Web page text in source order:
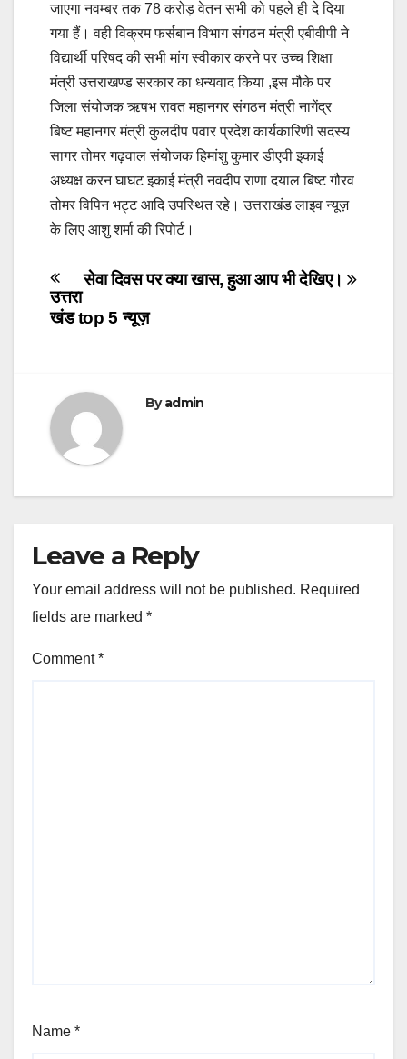
जाएगा नवम्बर तक 78 करोड़ वेतन सभी को पहले ही दे दिया
गया हैं। वही विक्रम फर्सबान विभाग संगठन मंत्री एबीवीपी ने
विद्यार्थी परिषद की सभी मांग स्वीकार करने पर उच्च शिक्षा
मंत्री उत्तराखण्ड सरकार का धन्यवाद किया ,इस मौके पर
जिला संयोजक ऋषभ रावत महानगर संगठन मंत्री नागेंद्र
बिष्ट महानगर मंत्री कुलदीप पवार प्रदेश कार्यकारिणी सदस्य
सागर तोमर गढ़वाल संयोजक हिमांशु कुमार डीएवी इकाई
अध्यक्ष करन घाघट इकाई मंत्री नवदीप राणा दयाल बिष्ट गौरव
तोमर विपिन भट्ट आदि उपस्थित रहे। उत्तराखंड लाइव न्यूज़
के लिए आशु शर्मा की रिपोर्ट।
Post
navigation
सेवा दिवस पर क्या खास, हुआ आप भी देखिए।
उत्तरा
खंड top 5 न्यूज़
Byadmin
Leave a Reply
Your email address will not be published. Required
fields are marked *
Comment*
Name *